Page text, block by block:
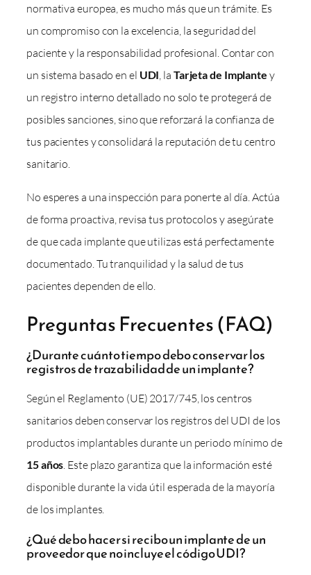
normativa europea, es mucho más que un trámite. Es
un compromiso con la excelencia, la seguridad del
paciente y la responsabilidad profesional. Contar con
un sistema basado en el UDI , la Tarjeta de Implante y
un registro interno detallado no solo te protegerá de
posibles sanciones, sino que reforzará la confianza de
tus pacientes y consolidará la reputación de tu centro
sanitario.
No esperes a una inspección para ponerte al día. Actúa
de forma proactiva, revisa tus protocolos y asegúrate
de que cada implante que utilizas está perfectamente
documentado. Tu tranquilidad y la salud de tus
pacientes dependen de ello.
Preguntas Frecuentes (FAQ)
¿Durante cuánto tiempo debo conservar los
registros de trazabilidad de un implante?
Según el Reglamento (UE) 2017/745, los centros
sanitarios deben conservar los registros del UDI de los
productos implantables durante un periodo mínimo de
15 años . Este plazo garantiza que la información esté
disponible durante la vida útil esperada de la mayoría
de los implantes.
¿Qué debo hacer si recibo un implante de un
proveedor que no incluye el código UDI?